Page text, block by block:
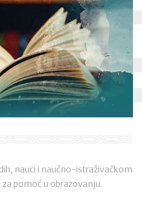
nauci i naučno-istraživačkom
pomoć u obrazovanju.